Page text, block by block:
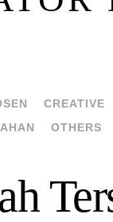
CREATIVE
OTHERS